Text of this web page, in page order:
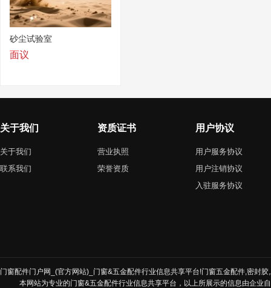
砂尘试验室
面议
关于我们
关于我们
联系我们
资质证书
营业执照
荣誉资质
用户协议
用户服务协议
用户注销协议
入驻服务协议
门窗配件门户网_(官方网站)_门窗&五金配件行业信息共享平台!门窗五金配件,密封
本网站为专业的门窗&五金配件行业信息共享平台，以上所展示的信息由企业